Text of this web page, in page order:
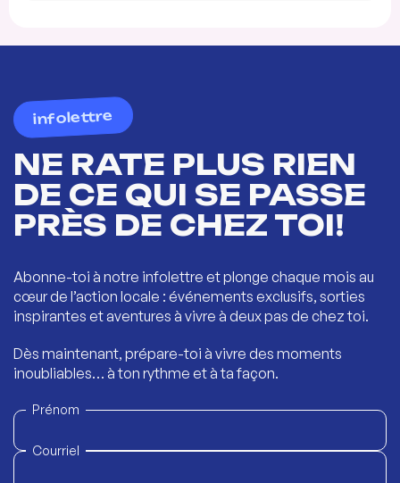
infolettre
NE RATE PLUS RIEN
DE CE QUI SE PASSE
PRÈS DE CHEZ TOI!
Abonne-toi à notre infolettre et plonge chaque mois au
cœur de l’action locale : événements exclusifs, sorties
inspirantes et aventures à vivre à deux pas de chez toi.
Dès maintenant, prépare-toi à vivre des moments
inoubliables… à ton rythme et à ta façon.
Prénom
Courriel